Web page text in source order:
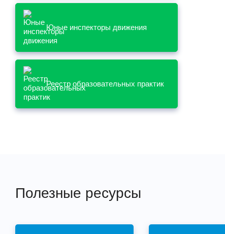
Юные инспекторы движения
Реестр образовательных практик
Полезные ресурсы